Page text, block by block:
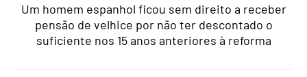
Um homem espanhol ficou sem direito a receber
pensão de velhice por não ter descontado o
suficiente nos 15 anos anteriores à reforma